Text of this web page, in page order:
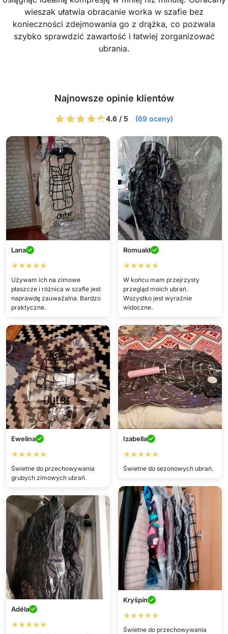
wieszak ułatwia obracanie worka w szafie bez
konieczności zdejmowania go z drążka, co pozwala
szybko sprawdzić zawartość i łatwiej zorganizować
ubrania.
Najnowsze opinie klientów
4.6 / 5 (69 oceny)
Lana
★★★★★
Używam ich na zimowe
płaszcze i różnica w szafie jest
naprawdę zauważalna. Bardzo
praktyczne.
Romuald
★★★★★
W końcu mam przejrzysty
przegląd moich ubrań.
Wszystko jest wyraźnie
widoczne.
Ewelina
★★★★★
Świetne do przechowywania
grubych zimowych ubrań.
Izabella
★★★★★
Świetne do sezonowych ubrań.
Kryšpín
★★★★★
Świetne do przechowywania
Adéla
★★★★★